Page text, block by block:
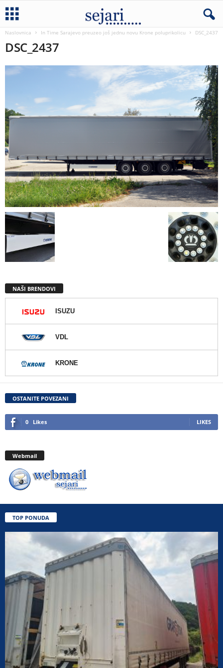
Naslovnica In Time Sarajevo preuzeo još jednu novu Krone poluprikolicu DSC_2437
DSC_2437
NAŠI BRENDOVI
ISUZU
VDL
KRONE
OSTANITE POVEZANI
0 Likes LIKES
Webmail
TOP PONUDA